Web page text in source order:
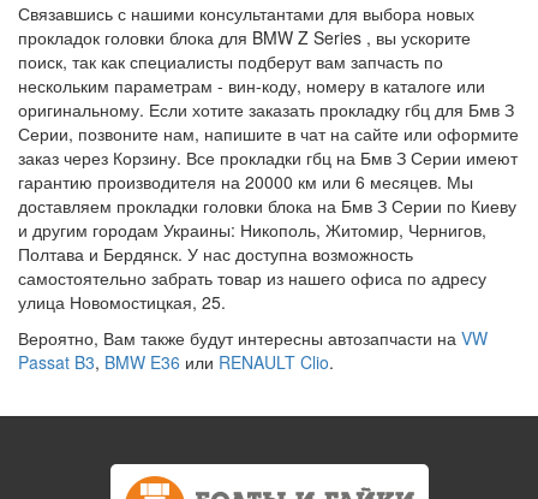
Связавшись с нашими консультантами для выбора новых
прокладок головки блока для BMW Z Series , вы ускорите
поиск, так как специалисты подберут вам запчасть по
нескольким параметрам - вин-коду, номеру в каталоге или
оригинальному. Если хотите заказать прокладку гбц для Бмв З
Серии, позвоните нам, напишите в чат на сайте или оформите
заказ через Корзину. Все прокладки гбц на Бмв З Серии имеют
гарантию производителя на 20000 км или 6 месяцев. Мы
доставляем прокладки головки блока на Бмв З Серии по Киеву
и другим городам Украины: Никополь, Житомир, Чернигов,
Полтава и Бердянск. У нас доступна возможность
самостоятельно забрать товар из нашего офиса по адресу
улица Новомостицкая, 25.
Вероятно, Вам также будут интересны автозапчасти на VW
Passat B3, BMW E36 или RENAULT Clio.